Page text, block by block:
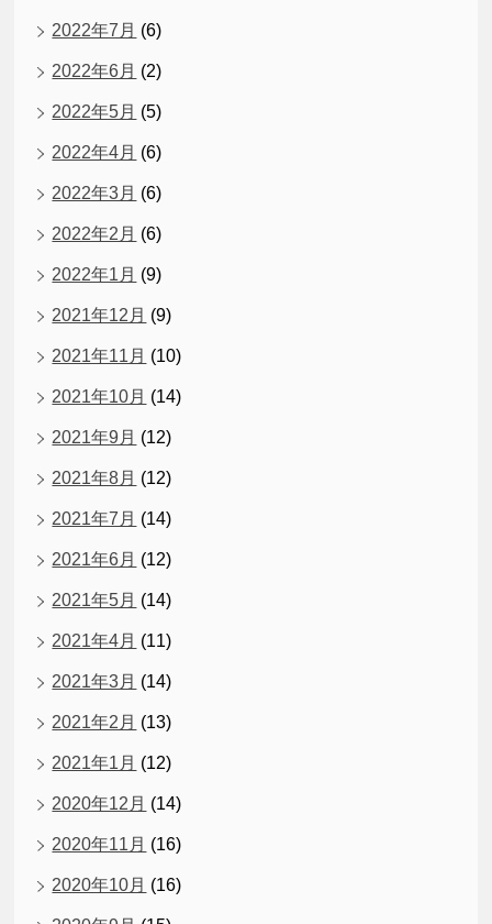
2022年7月 (6)
2022年6月 (2)
2022年5月 (5)
2022年4月 (6)
2022年3月 (6)
2022年2月 (6)
2022年1月 (9)
2021年12月 (9)
2021年11月 (10)
2021年10月 (14)
2021年9月 (12)
2021年8月 (12)
2021年7月 (14)
2021年6月 (12)
2021年5月 (14)
2021年4月 (11)
2021年3月 (14)
2021年2月 (13)
2021年1月 (12)
2020年12月 (14)
2020年11月 (16)
2020年10月 (16)